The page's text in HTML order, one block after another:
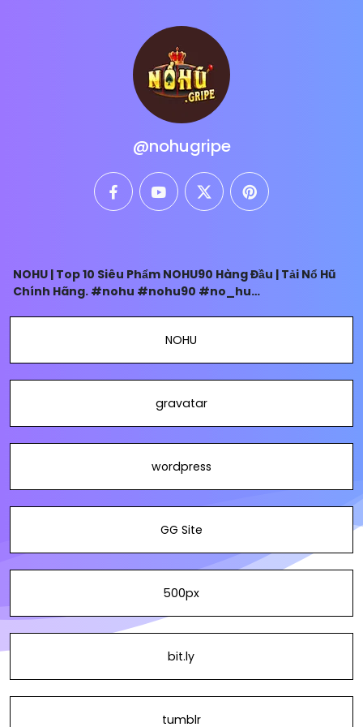
@nohugripe
facebookyoutubetwitterpinterest
NOHU | Top 10 Siêu Phẩm NOHU90 Hàng Đầu | Tải Nổ Hũ
Chính Hãng. #nohu #nohu90 #no_hu
NOHU
gravatar
wordpress
GG Site
500px
bit.ly
tumblr